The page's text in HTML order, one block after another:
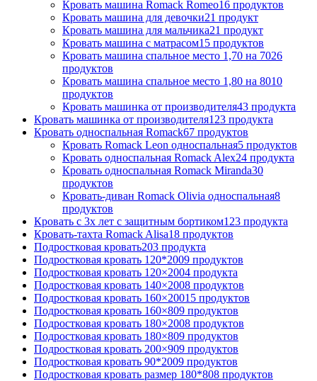
Кровать машина Romack Romeo16 продуктов
Кровать машина для девочки21 продукт
Кровать машина для мальчика21 продукт
Кровать машина с матрасом15 продуктов
Кровать машина спальное место 1,70 на 7026
продуктов
Кровать машина спальное место 1,80 на 8010
продуктов
Кровать машинка от производителя43 продукта
Кровать машинка от производителя123 продукта
Кровать односпальная Romack67 продуктов
Кровать Romack Leon односпальная5 продуктов
Кровать односпальная Romack Alex24 продукта
Кровать односпальная Romack Miranda30
продуктов
Кровать-диван Romack Olivia односпальная8
продуктов
Кровать с 3х лет с защитным бортиком123 продукта
Кровать-тахта Romack Alisa18 продуктов
Подростковая кровать203 продукта
Подростковая кровать 120*2009 продуктов
Подростковая кровать 120×2004 продукта
Подростковая кровать 140×2008 продуктов
Подростковая кровать 160×20015 продуктов
Подростковая кровать 160×809 продуктов
Подростковая кровать 180×2008 продуктов
Подростковая кровать 180×809 продуктов
Подростковая кровать 200×909 продуктов
Подростковая кровать 90*2009 продуктов
Подростковая кровать размер 180*808 продуктов